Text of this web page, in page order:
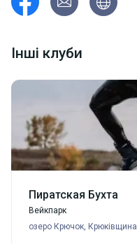
Інші клуби
Пиратская Бухта
Вейкпарк
озеро Крючок, Крюківщина